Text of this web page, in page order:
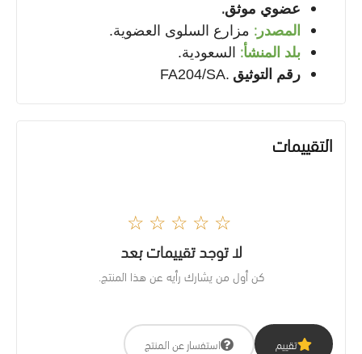
عضوي موثق.
المصدر : مزارع السلوى العضوية.
بلد المنشأ: السعودية.
رقم التوثيق FA204/SA.
التقييمات
☆☆☆☆☆
لا توجد تقييمات بعد
كن أول من يشارك رأيه عن هذا المنتج.
تقييم استفسار عن المنتج